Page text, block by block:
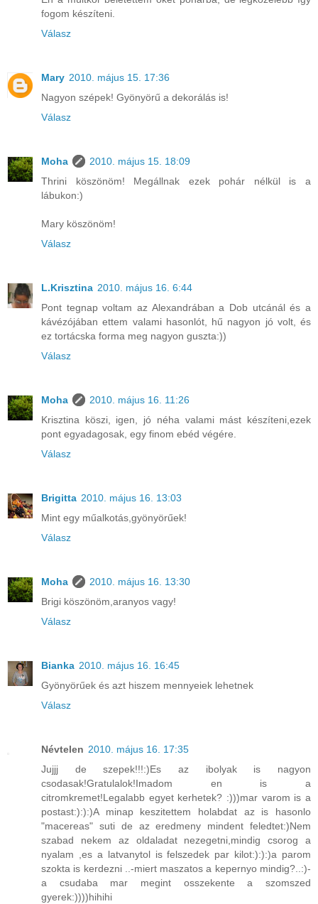
fogom készíteni.
Válasz
Mary 2010. május 15. 17:36
Nagyon szépek! Gyönyörű a dekorálás is!
Válasz
Moha
2010. május 15. 18:09
Thrini köszönöm! Megállnak ezek pohár nélkül is a
lábukon:)
Mary köszönöm!
Válasz
L.Krisztina 2010. május 16. 6:44
Pont tegnap voltam az Alexandrában a Dob utcánál és a
kávézójában ettem valami hasonlót, hű nagyon jó volt, és
ez tortácska forma meg nagyon guszta:))
Válasz
Moha
2010. május 16. 11:26
Krisztina köszi, igen, jó néha valami mást készíteni,ezek
pont egyadagosak, egy finom ebéd végére.
Válasz
Brigitta 2010. május 16. 13:03
Mint egy műalkotás,gyönyörűek!
Válasz
Moha
2010. május 16. 13:30
Brigi köszönöm,aranyos vagy!
Válasz
Bianka 2010. május 16. 16:45
Gyönyörűek és azt hiszem mennyeiek lehetnek
Válasz
Névtelen 2010. május 16. 17:35
Jujjj de szepek!!!:)Es az ibolyak is nagyon
csodasak!Gratulalok!Imadom en is a
citromkremet!Legalabb egyet kerhetek? :)))mar varom is a
postast:):):)A minap keszitettem holabdat az is hasonlo
"macereas" suti de az eredmeny mindent feledtet:)Nem
szabad nekem az oldaladat nezegetni,mindig csorog a
nyalam ,es a latvanytol is felszedek par kilot:):):)a parom
szokta is kerdezni ..-miert maszatos a kepernyo mindig?..:)-
a csudaba mar megint osszekente a szomszed
gyerek:))))hihihi